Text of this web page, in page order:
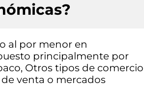
al por menor en
principalmente por
Otros tipos de
venta o mercados